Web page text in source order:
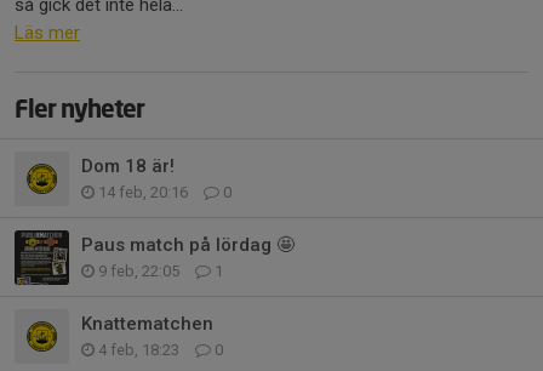
så gick det inte hela...
Läs mer
Fler nyheter
Dom 18 är!
14 feb, 20:16 0
Paus match på lördag 🤩
9 feb, 22:05 1
Knattematchen
4 feb, 18:23 0